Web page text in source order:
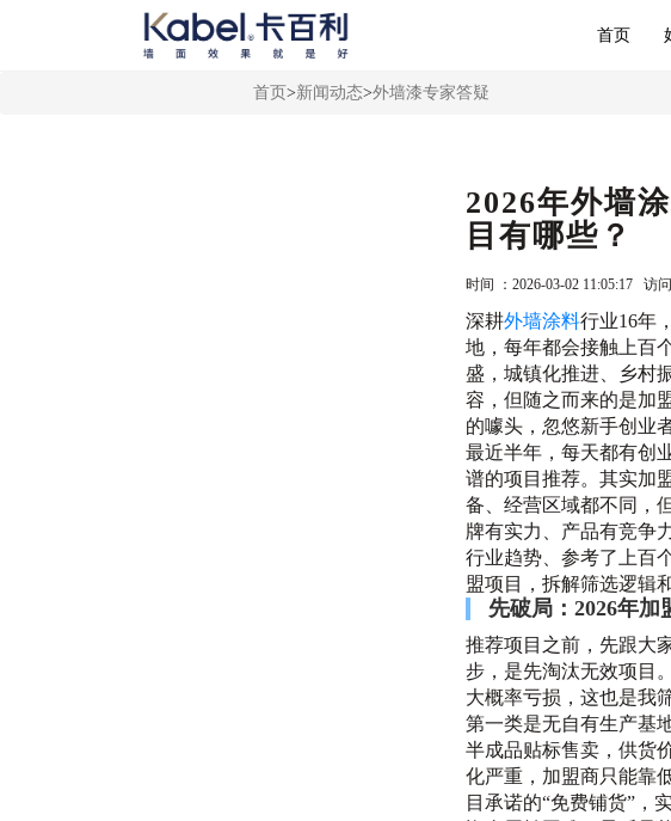
首页
首页 >新闻动态>外墙漆专家答疑
2026年外墙
目有哪些？
时间 ：2026-03-02 11:05:17 访
深耕外墙涂料行业16年
地，每年都会接触上百
盛，城镇化推进、乡村
容，但随之而来的是加
的噱头，忽悠新手创业
最近半年，每天都有创
谱的项目推荐。其实加
备、经营区域都不同，
牌有实力、产品有竞争
行业趋势、参考了上百
盟项目，拆解筛选逻辑
先破局：2026年加
推荐项目之前，先跟大
步，是先淘汰无效项目
大概率亏损，这也是我
第一类是无自有生产基
半成品贴标售卖，供货
化严重，加盟商只能靠
目承诺的“免费铺货”，